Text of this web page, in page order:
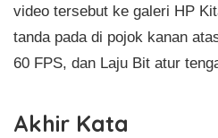
video tersebut ke galeri HP
tanda pada di pojok kanan
60 FPS, dan Laju Bit atur
Akhir Kata